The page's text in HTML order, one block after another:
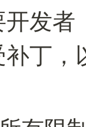
开发
丁